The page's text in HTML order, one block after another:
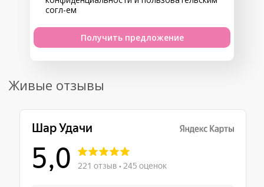
согл-ем
Получить предложение
Живые отзывы